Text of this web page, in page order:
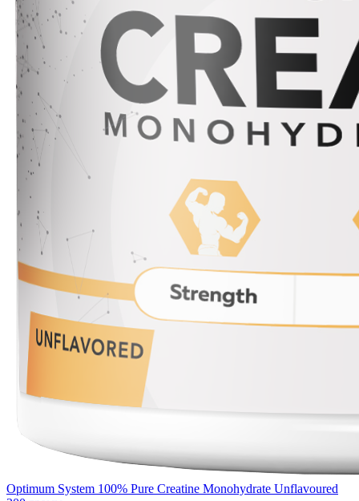
Optimum System 100% Pure Creatine Monohydrate Unflavoured